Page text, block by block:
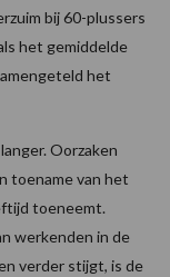
bij 60-plussers
het gemiddelde
het
Oorzaken
toename van het
toeneemt.
werkenden in de
verder stijgt, is de